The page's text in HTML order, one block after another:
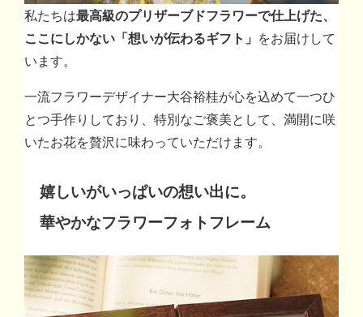
私たちは最高級のプリザーブドフラワーで仕上げた、
ここにしかない「想いが伝わるギフト」
をお届けして
います。
一流フラワーデザイナー大谷裕桂が心を込めて一つひ
とつ手作りしており、特別なご褒美として、満開に咲
いたお花を贅沢に味わっていただけます。
嬉しいがいっぱいの想い出に。
華やかなフラワーフォトフレーム